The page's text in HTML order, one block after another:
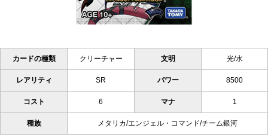
カードの種類 クリーチャー 文明 光/水
レアリティ SR パワー 8500
コスト 6 マナ 1
種族 メタリカ/エンジェル・コマンド/チーム銀河